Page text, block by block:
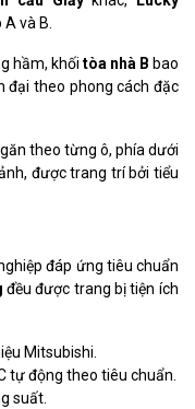
và B.
hầm, khối tòa nhà B bao
đại theo phong cách đặc
theo từng ô, phía dưới
được trang trí bởi tiểu
đáp ứng tiêu chuẩn
đều được trang bị tiện ích
Mitsubishi.
tự động theo tiêu chuẩn.
suất.